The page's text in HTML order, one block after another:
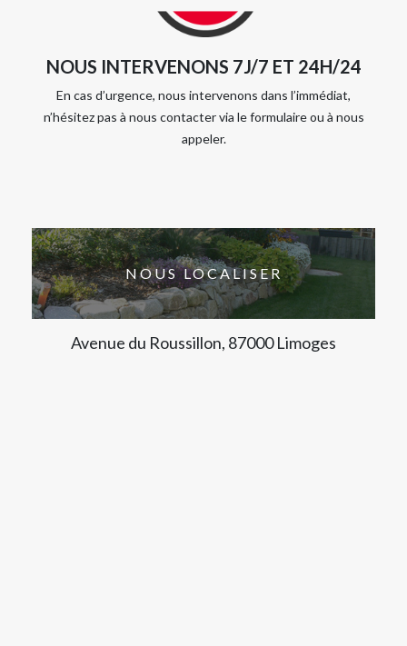
NOUS INTERVENONS 7J/7 ET 24H/24
En cas d’urgence, nous intervenons dans l’immédiat,
n’hésitez pas à nous contacter via le formulaire ou à nous
appeler.
NOUS LOCALISER
Avenue du Roussillon, 87000 Limoges